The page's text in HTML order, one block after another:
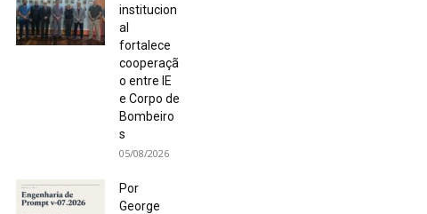
institucion
al
fortalece
cooperaçã
o entre IE
e Corpo de
Bombeiro
s
05/08/2026
Por
George